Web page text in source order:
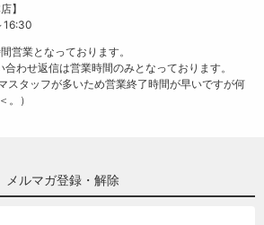
】
営業となっております。
わせ返信は営業時間のみとなっております。
スタッフが多いため営業終了時間が早いですが何
。）
メルマガ登録・解除